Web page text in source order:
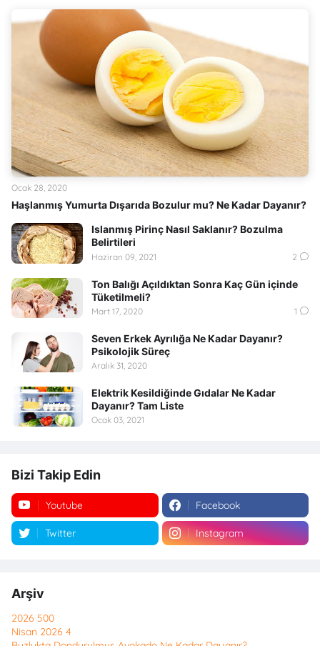
Haşlanmış Yumurta Dışarıda Bozulur mu? Ne Kadar Dayanır?
Ocak 28, 2020
Islanmış Pirinç Nasıl Saklanır? Bozulma
Belirtileri
Haziran 09, 2021 2
Ton Balığı Açıldıktan Sonra Kaç Gün içinde
Tüketilmeli?
Mart 17, 2020 1
Seven Erkek Ayrılığa Ne Kadar Dayanır?
Psikolojik Süreç
Aralık 31, 2020
Elektrik Kesildiğinde Gıdalar Ne Kadar
Dayanır? Tam Liste
Ocak 03, 2021
Bizi Takip Edin
Youtube Facebook
Twitter Instagram
Arşiv
2026 500
Nisan 2026 4